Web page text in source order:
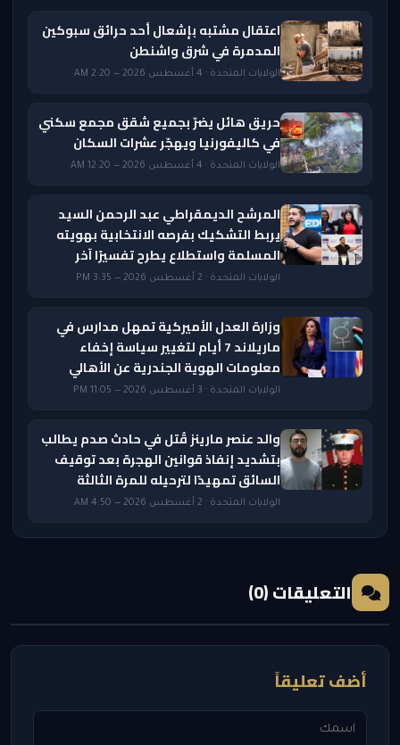
اعتقال مشتبه بإشعال أحد حرائق سبوكين
المدمرة في شرق واشنطن
الولايات المتحدة · 4 أغسطس 2026 — 2:20 AM
حريق هائل يضرّ بجميع شقق مجمع سكني
في كاليفورنيا ويهجّر عشرات السكان
الولايات المتحدة · 4 أغسطس 2026 — 12:20 AM
المرشح الديمقراطي عبد الرحمن السيد
يربط التشكيك بفرصه الانتخابية بهويته
المسلمة واستطلاع يطرح تفسيرًا آخر
الولايات المتحدة · 2 أغسطس 2026 — 3:35 PM
وزارة العدل الأميركية تمهل مدارس في
ماريلاند 7 أيام لتغيير سياسة إخفاء
معلومات الهوية الجندرية عن الأهالي
الولايات المتحدة · 3 أغسطس 2026 — 11:05 PM
والد عنصر مارينز قُتل في حادث صدم يطالب
بتشديد إنفاذ قوانين الهجرة بعد توقيف
السائق تمهيدًا لترحيله للمرة الثالثة
الولايات المتحدة · 2 أغسطس 2026 — 4:50 AM
التعليقات (0)
أضف تعليقاً